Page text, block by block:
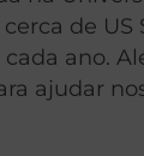
de
ano.
ajudar